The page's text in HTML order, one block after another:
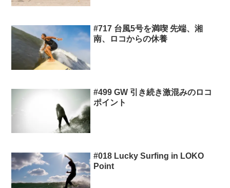
#717 台風5号を満喫 先端、湘
南、ロコからの休養
#499 GW 引き続き激混みのロコ
ポイント
#018 Lucky Surfing in LOKO
Point